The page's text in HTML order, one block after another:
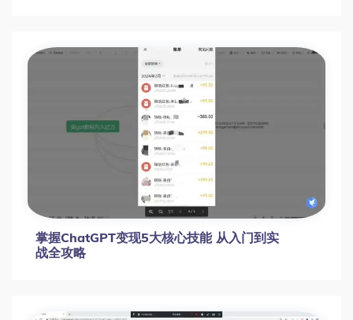
掌握ChatGPT变现5大核心技能 从入门到实
战全攻略